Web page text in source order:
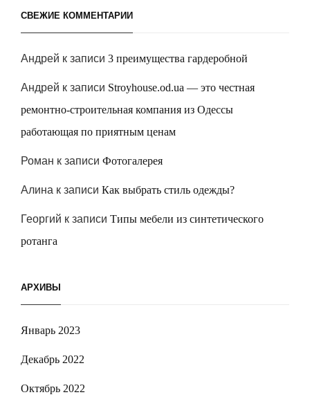
СВЕЖИЕ КОММЕНТАРИИ
Андрей к записи 3 преимущества гардеробной
Андрей к записи Stroyhouse.od.ua — это честная
ремонтно-строительная компания из Одессы
работающая по приятным ценам
Роман к записи Фотогалерея
Алина к записи Как выбрать стиль одежды?
Георгий к записи Типы мебели из синтетического
ротанга
АРХИВЫ
Январь 2023
Декабрь 2022
Октябрь 2022